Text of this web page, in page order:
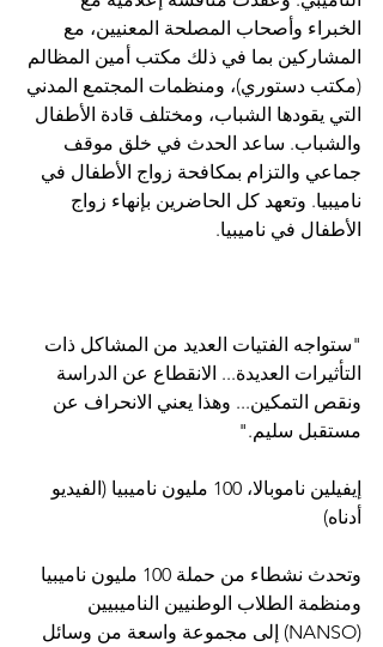
الخبراء وأصحاب المصلحة المعنيين، مع
المشاركين بما في ذلك مكتب أمين المظالم
(مكتب دستوري)، ومنظمات المجتمع المدني
التي يقودها الشباب، ومختلف قادة الأطفال
والشباب. ساعد الحدث في خلق موقف
جماعي والتزام بمكافحة زواج الأطفال في
ناميبيا. وتعهد كل الحاضرين بإنهاء زواج
الأطفال في ناميبيا.
"ستواجه الفتيات العديد من المشاكل ذات
التأثيرات العديدة... الانقطاع عن الدراسة
ونقص التمكين... وهذا يعني الانحراف عن
مستقبل سليم."
إيفيلين ناموبالا، 100 مليون ناميبيا (الفيديو
أدناه)
وتحدث نشطاء من حملة 100 مليون ناميبيا
ومنظمة الطلاب الوطنيين الناميبيين
(NANSO) إلى مجموعة واسعة من وسائل